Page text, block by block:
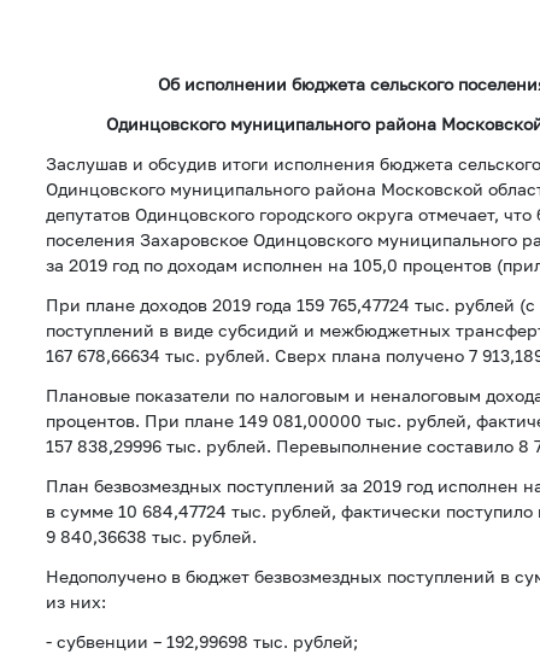
Об исполнении бюджета сельского
Одинцовского муниципального района
Заслушав и обсудив итоги исполнения бюджета
Одинцовского муниципального района Московской
депутатов Одинцовского городского округа отмечает,
поселения Захаровское Одинцовского муниципального
за 2019 год по доходам исполнен на 105,0 процентов
При плане доходов 2019 года 159 765,47724 тыс. рублей
поступлений в виде субсидий и межбюджетных
167 678,66634 тыс. рублей. Сверх плана получено 7
Плановые показатели по налоговым и неналоговым
процентов. При плане 149 081,00000 тыс. рублей,
157 838,29996 тыс. рублей. Перевыполнение составило 8
План безвозмездных поступлений за 2019 год исполнен
в сумме 10 684,47724 тыс. рублей, фактически
9 840,36638 тыс. рублей.
Недополучено в бюджет безвозмездных поступлений в
из них:
- субвенции – 192,99698 тыс. рублей;